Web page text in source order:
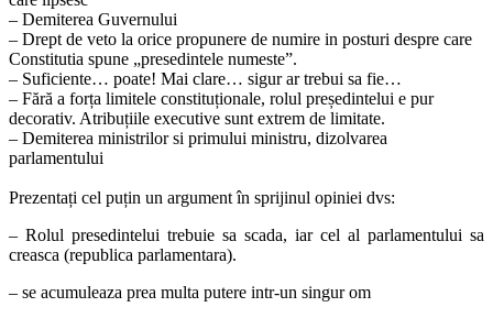
– Demiterea Guvernului
– Drept de veto la orice propunere de numire in posturi despre care
Constitutia spune „presedintele numeste”.
– Suficiente… poate! Mai clare… sigur ar trebui sa fie…
– Fără a forța limitele constituționale, rolul președintelui e pur
decorativ. Atribuțiile executive sunt extrem de limitate.
– Demiterea ministrilor si primului ministru, dizolvarea
parlamentului
Prezentați cel puțin un argument în sprijinul opiniei dvs:
– Rolul presedintelui trebuie sa scada, iar cel al parlamentului sa
creasca (republica parlamentara).
– se acumuleaza prea multa putere intr-un singur om